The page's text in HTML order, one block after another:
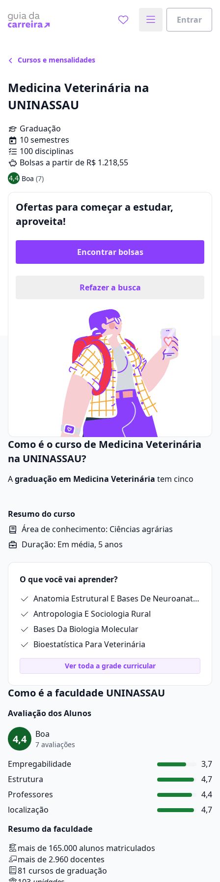
Entrar
Cursos e mensalidades
Medicina Veterinária na
UNINASSAU
Graduação
10 semestres
100 disciplinas
Bolsas a partir de R$ 1.218,55
4,4 Boa (7)
Ofertas para começar a estudar,
aproveita!
Encontrar bolsas
Refazer a busca
Como é o curso de Medicina Veterinária
na UNINASSAU?
Agraduação em Medicina Veterinária tem cinco
O curso forma profissionais aptos a atuar na saúde
animal e na inspeção de produtos de origem animal.
Além do atendimento clínico e cirúrgico, o veterinário
trabalha na prevenção e controle de zoonoses,
A formação inclui aulas teóricas e práticas, permitindo
que o estudante desenvolva habilidades essenciais
Resumo do curso
Área de conhecimento: Ciências agrárias
Duração: Em média, 5 anos
O que você vai aprender?
Anatomia Estrutural E Bases De Neuroanatomia Animal
Antropologia E Sociologia Rural
Bases Da Biologia Molecular
Bioestatística Para Veterinária
Ver toda a grade curricular
Como é a faculdade UNINASSAU
Avaliação dos Alunos
4,4 Boa
7 avaliações
Empregabilidade
3,7
Estrutura
4,7
Professores
4,4
localização
4,7
Resumo da faculdade
mais de 165.000 alunos matriculados
mais de 2.960 docentes
81 cursos de graduação